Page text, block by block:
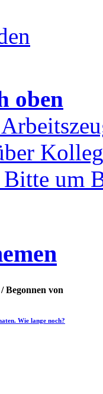
oben
um
Begonnen von
Wie lange noch?